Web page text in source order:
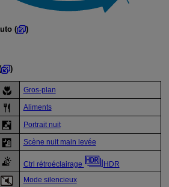
( )
)
Gros-plan
Aliments
Portrait nuit
Scène nuit main levée
Ctrl rétroéclairage HDR
Mode silencieux